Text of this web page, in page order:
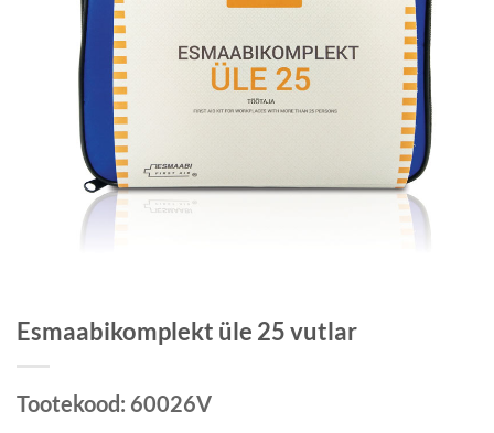
Esmaabikomplekt üle 25 vutlar
Tootekood: 60026V